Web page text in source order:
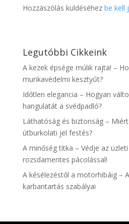
Hozzászólás küldéséhez be kell
Legutóbbi Cikkeink
A kezek épsége múlik rajta! –
munkavédelmi kesztyűt?
Időtlen elegancia – Hogyan
hangulatát a svédpadló?
Láthatóság és biztonság –
útburkolati jel festés?
A minőség titka – Védje az
rozsdamentes pácolással!
A késélezéstől a motorhibáig –
karbantartás szabályai